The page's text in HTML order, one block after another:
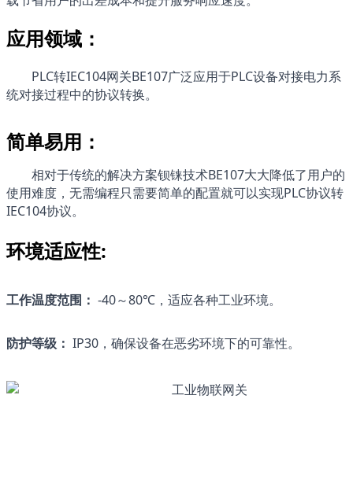
应用领域：
PLC转IEC104网关BE107广泛应用于PLC设备对接电力系
统对接过程中的协议转换。
简单易用：
相对于传统的解决方案钡铼技术BE107大大降低了用户的
使用难度，无需编程只需要简单的配置就可以实现PLC协议转
IEC104协议。
环境适应性:
工作温度范围： -40～80℃，适应各种工业环境。
防护等级： IP30，确保设备在恶劣环境下的可靠性。